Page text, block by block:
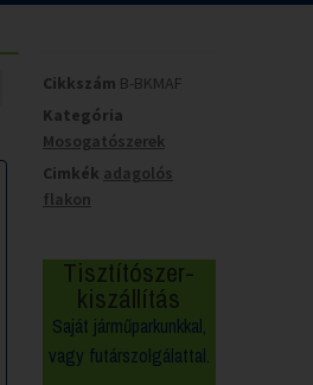
Cikkszám B-BKMAF
Kategória
Mosogatószerek
Cimkék adagolós
flakon
Tisztítószer-
kiszállítás
Saját járműparkunkkal,
vagy futárszolgálattal.